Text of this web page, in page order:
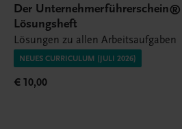
Der
Lösungsheft
Lösungen zu allen Arbeitsaufgaben
NEUES CURRICULUM (JULI 2026)
€ 10,00